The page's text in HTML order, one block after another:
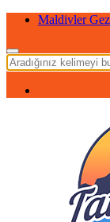
Maldivler